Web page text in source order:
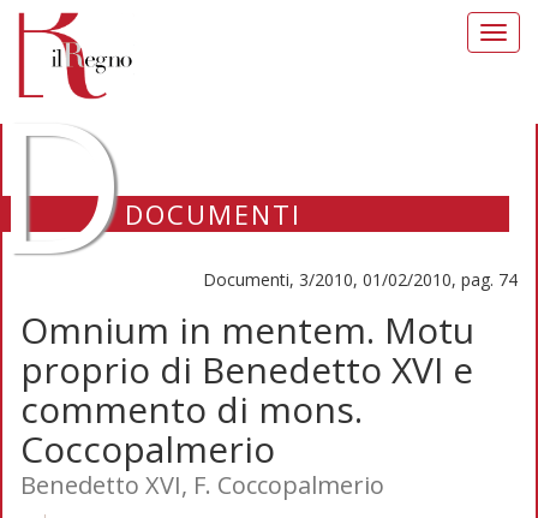
DOCUMENTI
Documenti, 3/2010, 01/02/2010, pag. 74
Omnium in mentem. Motu
proprio di Benedetto XVI e
commento di mons.
Coccopalmerio
Benedetto XVI, F. Coccopalmerio